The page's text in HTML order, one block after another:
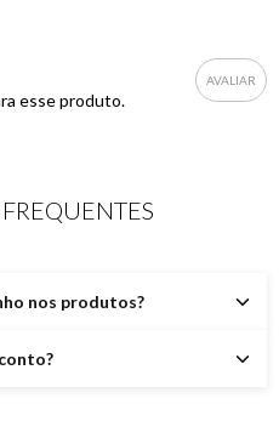
esse produto.
nos produtos?